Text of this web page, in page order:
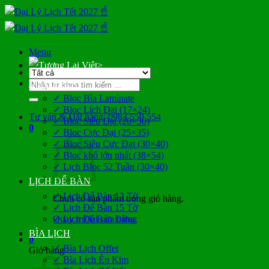
Bỏ
qua
nội
Menu
Tìm
kiếm:
Tư vấn & Đặt hàng: 0983 559 554
0
Chưa có sản phẩm trong giỏ hàng.
Quay trở lại cửa hàng
0
Giỏ hàng
>
LỊCH BLOC
✓ Bloc Bìa Laminate
✓ Bloc Lịch Đại (17×24)
✓ Bloc Siêu Đại (20×30)
✓ Bloc Cực Đại (25×35)
✓ Bloc Siêu Cực Đại (30×40)
✓ Bloc khổ lớn nhất (38×54)
✓ Lịch Bloc 52 Tuần (30×40)
LỊCH ĐỂ BÀN
✓ Lịch Để Bàn 13 Tờ
✓ Lịch Để Bàn 15 Tờ
✓ Lịch Để Bàn Đứng
BÌA LỊCH
✓ Bìa Lịch Offet
✓ Bìa Lịch Ép Kim